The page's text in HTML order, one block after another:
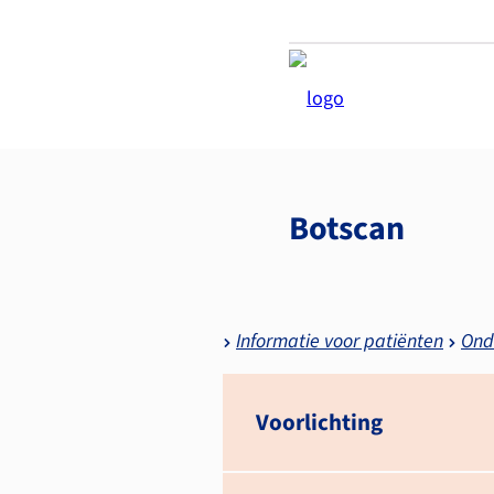
Botscan
Informatie voor patiënten
Voorlichting